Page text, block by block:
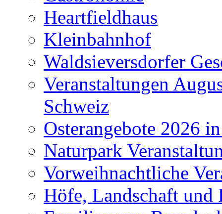
Heartfieldhaus
Kleinbahnhof
Waldsieversdorfer
Veranstaltungen
Schweiz
Osterangebote 2026
Naturpark
Vorweihnachtliche
Höfe, Landschaft und